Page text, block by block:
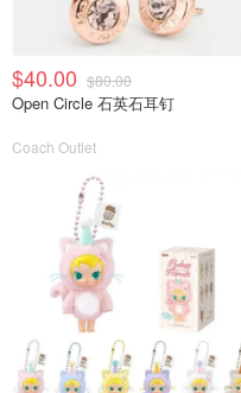
$40.00 $80.00
Open Circle 石英石耳钉
Coach Outlet